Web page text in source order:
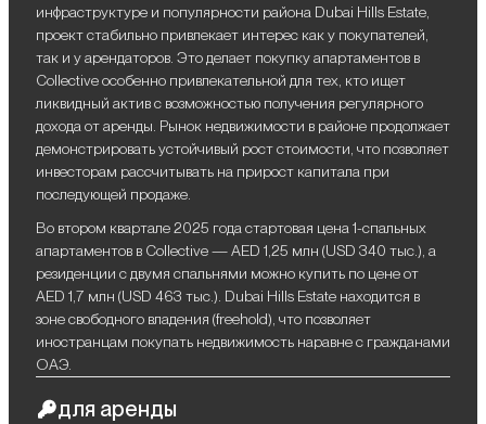
инфраструктуре и популярности района Dubai Hills Estate,
проект стабильно привлекает интерес как у покупателей,
так и у арендаторов. Это делает покупку апартаментов в
Collective особенно привлекательной для тех, кто ищет
ликвидный актив с возможностью получения регулярного
дохода от аренды. Рынок недвижимости в районе продолжает
демонстрировать устойчивый рост стоимости, что позволяет
инвесторам рассчитывать на прирост капитала при
последующей продаже.
Во втором квартале 2025 года стартовая цена 1-спальных
апартаментов в Collective — AED 1,25 млн (USD 340 тыс.), а
резиденции с двумя спальнями можно купить по цене от
AED 1,7 млн (USD 463 тыс.). Dubai Hills Estate находится в
зоне свободного владения (freehold), что позволяет
иностранцам покупать недвижимость наравне с гражданами
ОАЭ.
для аренды